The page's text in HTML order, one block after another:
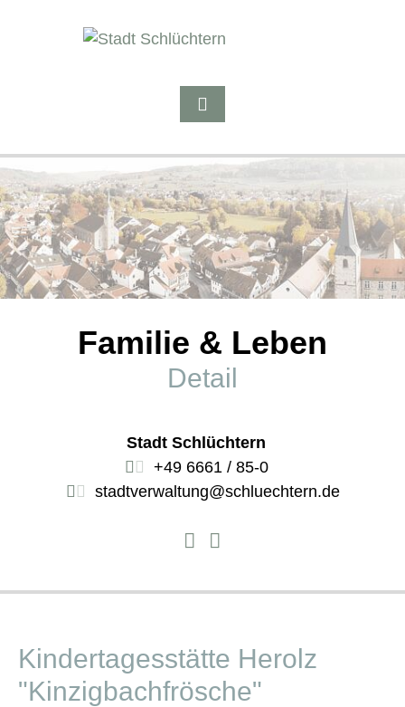
Familie & Leben
Detail
Stadt Schlüchtern
+49 6661 / 85-0
stadtverwaltung@schluechtern.de
Kindertagesstätte Herolz
"Kinzigbachfrösche"